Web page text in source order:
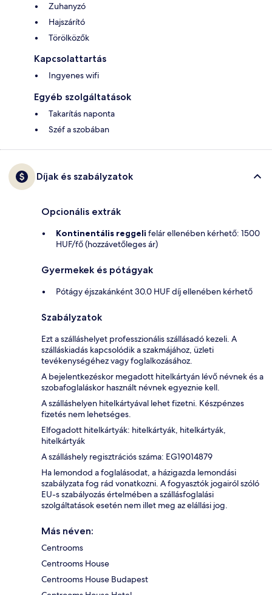
Zuhanyzó
Hajszárító
Törölközők
Kapcsolattartás
Ingyenes wifi
Egyéb szolgáltatások
Takarítás naponta
Széf a szobában
Díjak és szabályzatok
Opcionális extrák
Kontinentális reggeli felár ellenében kérhető: 1500
HUF/fő (hozzávetőleges ár)
Gyermekek és pótágyak
Pótágy éjszakánként 30.0 HUF díj ellenében kérhető
Szabályzatok
Ezt a szálláshelyet professzionális szállásadó kezeli. A
szálláskiadás kapcsolódik a szakmájához, üzleti
tevékenységéhez vagy foglalkozásához.
A bejelentkezéskor megadott hitelkártyán lévő névnek és a
szobafoglaláskor használt névnek egyeznie kell.
A szálláshelyen hitelkártyával lehet fizetni. Készpénzes
fizetés nem lehetséges.
Elfogadott hitelkártyák: hitelkártyák, hitelkártyák,
hitelkártyák
A szálláshely regisztrációs száma: EG19014879
Ha lemondod a foglalásodat, a házigazda lemondási
szabályzata fog rád vonatkozni. A fogyasztók jogairól szóló
EU-s szabályozás értelmében a szállásfoglalási
szolgáltatások esetén nem illet meg az elállási jog.
Más néven:
Centrooms
Centrooms House
Centrooms House Budapest